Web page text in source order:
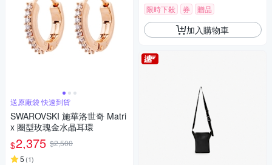
送原廠袋 快速到貨
SWAROVSKI 施華洛世奇 Matri
x 圈型玫瑰金水晶耳環
$2,375 $2,500
5 (1)
限時下殺 券 贈品
加入購物車